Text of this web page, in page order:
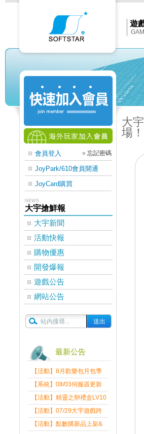
Softstar
遊
會員登入 » 忘記密碼
JoyPark/610會員開通
JoyCard購買
NEWS
大宇搶鮮報
大宇新聞
活動快報
購物優惠
開發爆報
遊戲公告
網站公告
最新公告
【活動】8月歡樂包月包季
送
【系統】08/03伺服器更新
維護公告
【活動】精靈之卵禮盒LV10
限量發送中
【活動】07/29大宇遊戲跨
界盛典
【活動】點數購新品上架&
大
場！